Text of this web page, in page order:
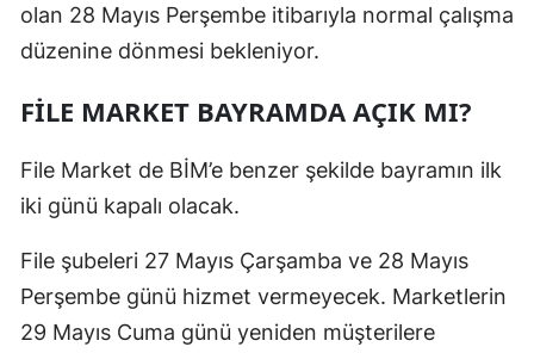
olan 28 Mayıs Perşembe itibarıyla normal çalışma
düzenine dönmesi bekleniyor.
FİLE MARKET BAYRAMDA AÇIK MI?
File Market de BİM’e benzer şekilde bayramın ilk
iki günü kapalı olacak.
File şubeleri 27 Mayıs Çarşamba ve 28 Mayıs
Perşembe günü hizmet vermeyecek. Marketlerin
29 Mayıs Cuma günü yeniden müşterilere